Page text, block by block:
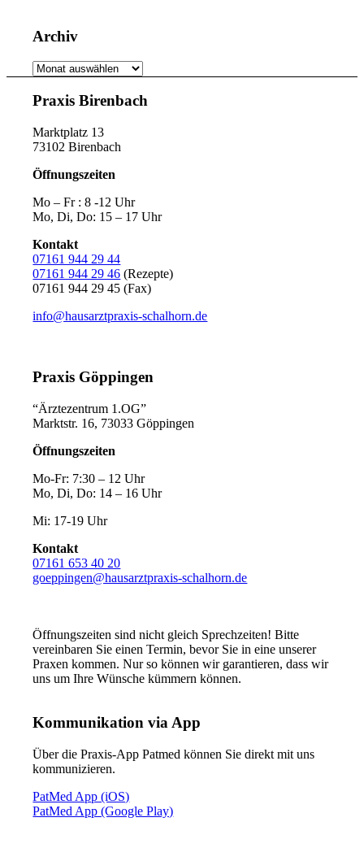
Archiv
Archiv
Praxis Birenbach
Marktplatz 13
73102 Birenbach
Öffnungszeiten
Mo – Fr : 8 -12 Uhr
Mo, Di, Do: 15 – 17 Uhr
Kontakt
07161 944 29 44
07161 944 29 46 (Rezepte)
07161 944 29 45 (Fax)
info@hausarztpraxis-schalhorn.de
Praxis Göppingen
“Ärztezentrum 1.OG”
Marktstr. 16, 73033 Göppingen
Öffnungszeiten
Mo-Fr: 7:30 – 12 Uhr
Mo, Di, Do: 14 – 16 Uhr
Mi: 17-19 Uhr
Kontakt
07161 653 40 20
goeppingen@hausarztpraxis-schalhorn.de
Öffnungszeiten sind nicht gleich Sprechzeiten! Bitte
vereinbaren Sie einen Termin, bevor Sie in eine unserer
Praxen kommen. Nur so können wir garantieren, dass wir
uns um Ihre Wünsche kümmern können.
Kommunikation via App
Über die Praxis-App Patmed können Sie direkt mit uns
kommunizieren.
PatMed App (iOS)
PatMed App (Google Play)